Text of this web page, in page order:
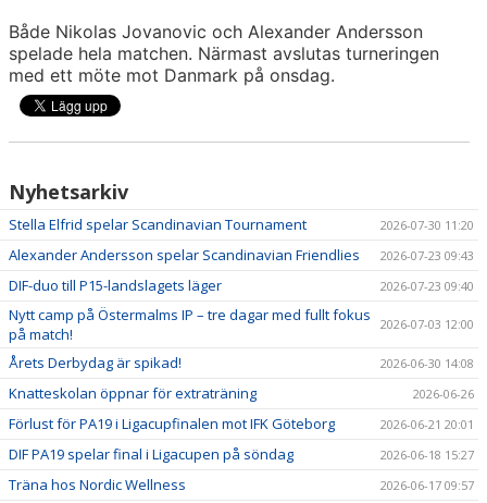
Både Nikolas Jovanovic och Alexander Andersson
spelade hela matchen. Närmast avslutas turneringen
med ett möte mot Danmark på onsdag.
Nyhetsarkiv
Stella Elfrid spelar Scandinavian Tournament 2026-07-30 11:20
Alexander Andersson spelar Scandinavian Friendlies 2026-07-23 09:43
DIF-duo till P15-landslagets läger 2026-07-23 09:40
Nytt camp på Östermalms IP – tre dagar med fullt fokus
på match!
2026-07-03 12:00
Årets Derbydag är spikad! 2026-06-30 14:08
Knatteskolan öppnar för extraträning 2026-06-26
Förlust för PA19 i Ligacupfinalen mot IFK Göteborg 2026-06-21 20:01
DIF PA19 spelar final i Ligacupen på söndag 2026-06-18 15:27
Träna hos Nordic Wellness 2026-06-17 09:57